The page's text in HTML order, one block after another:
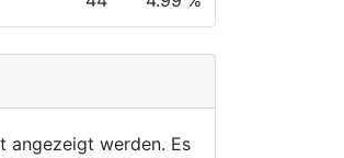
angezeigt werden. Es